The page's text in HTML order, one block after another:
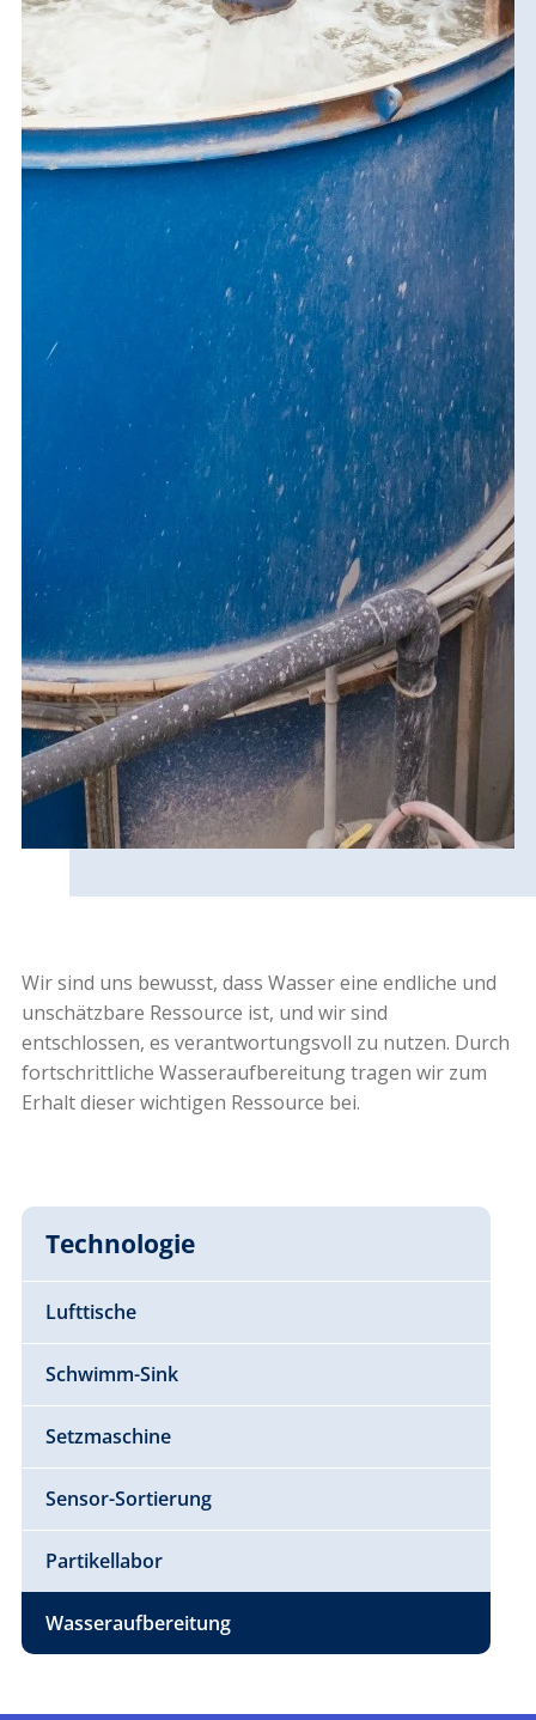
Wir sind uns bewusst, dass Wasser eine endliche und
unschätzbare Ressource ist, und wir sind
entschlossen, es verantwortungsvoll zu nutzen. Durch
fortschrittliche Wasseraufbereitung tragen wir zum
Erhalt dieser wichtigen Ressource bei.
Technologie
Lufttische
Schwimm-Sink
Setzmaschine
Sensor-Sortierung
Partikellabor
Wasseraufbereitung